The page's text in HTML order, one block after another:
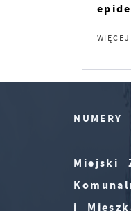
WIĘCEJ
NUMERY
Miejski
i